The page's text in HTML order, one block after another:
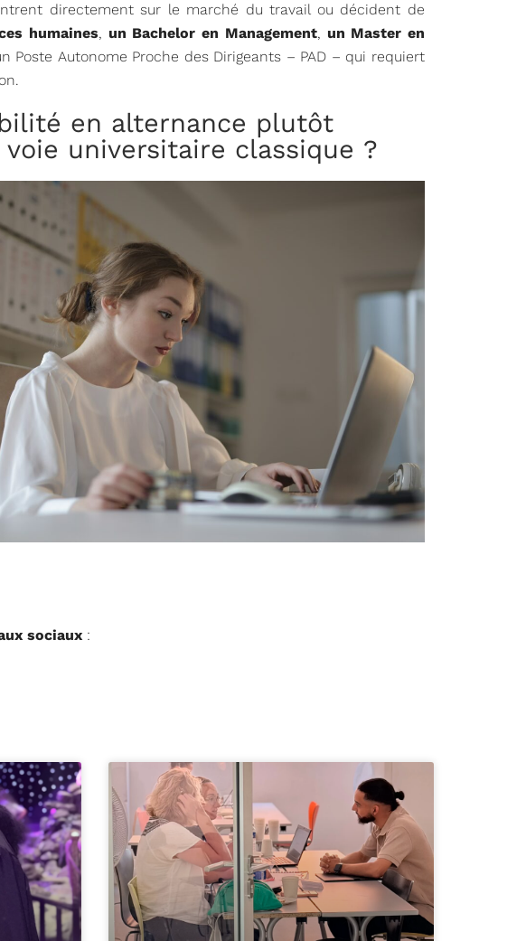
directement sur le marché du travail ou décident de
humaines, un Bachelor en Management, un Master en
Autonome Proche des Dirigeants – PAD – qui requiert
en alternance plutôt
universitaire classique ?
sociaux :